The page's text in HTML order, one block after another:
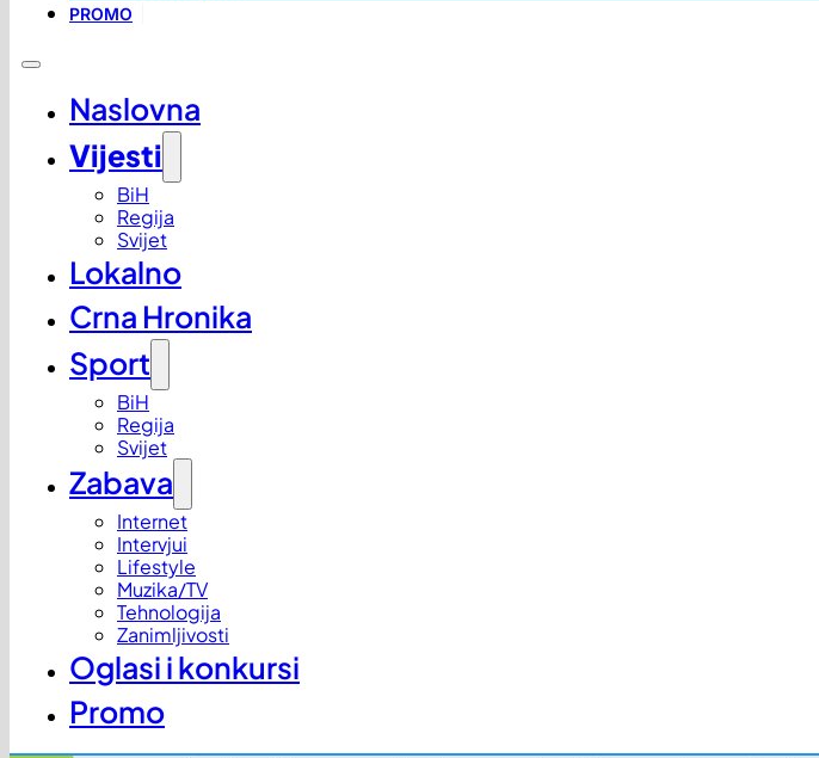
PROMO
Naslovna
Vijesti
BiH
Regija
Svijet
Lokalno
Crna Hronika
Sport
BiH
Regija
Svijet
Zabava
Internet
Intervjui
Lifestyle
Muzika/TV
Tehnologija
Zanimljivosti
Oglasi i konkursi
Promo